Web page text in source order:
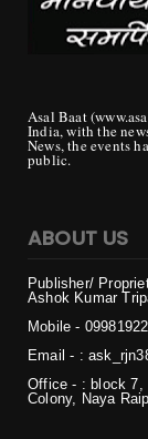
Asal Baat
India, with the
News, the events
public.
ABOUT US
Publisher/
Ashok Kumar
Mobile - 099819
Email - :
Office - : block 7,
Colony, Naya